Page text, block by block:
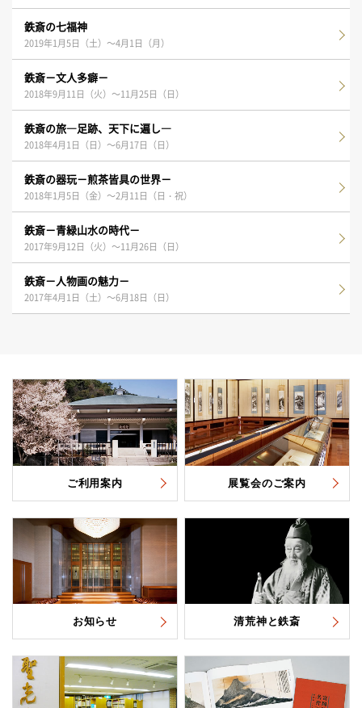
鉄斎の七福神
2019年1月5日（土）～4月1日（月）
鉄斎－文人多癖－
2018年9月11日（火）～11月25日（日）
鉄斎の旅―足跡、天下に遍し―
2018年4月1日（日）～6月17日（日）
鉄斎の器玩－煎茶皆具の世界－
2018年1月5日（金）～2月11日（日・祝）
鉄斎－青緑山水の時代－
2017年9月12日（火）～11月26日（日）
鉄斎－人物画の魅力－
2017年4月1日（土）～6月18日（日）
ご利用案内 展覧会のご案内
お知らせ 清荒神と鉄斎